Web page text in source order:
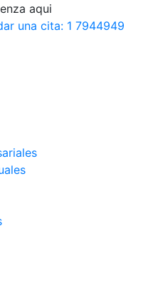
aqui
una cita: 1 7944949